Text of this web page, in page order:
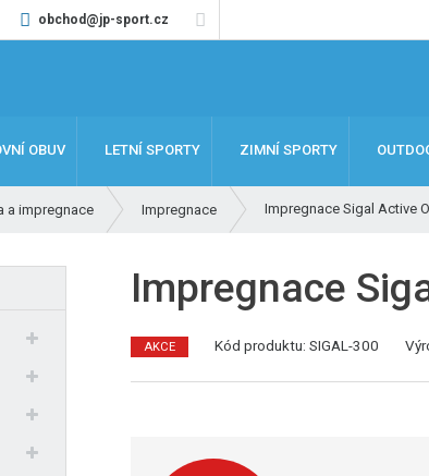
obchod@jp-sport.cz
OBUV LETNÍ SPORTY ZIMNÍ SPORTY
a impregnace Impregnace Impregnace Sigal Active
Impregnace
AKCE Kód produktu: SIGAL-300
K